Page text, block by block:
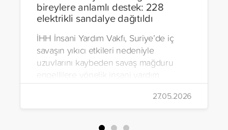
bireylere anlamlı destek: 228
elektrikli sandalye dağıtıldı
İHH İnsani Yardım Vakfı, Suriye’de iç
savaşın yıkıcı etkileri nedeniyle
uzuvlarını kaybeden savaş mağduru
engellilere yönelik insani yardım
çalışmalarını aralıksız sürdürüyor. Vakıf,
yürütülen son projeyle Suriye’nin Şam,
Halep, Hama, Humus ve İdlib
bölgelerinde zor şartlarda yaşayan
27.05.2026